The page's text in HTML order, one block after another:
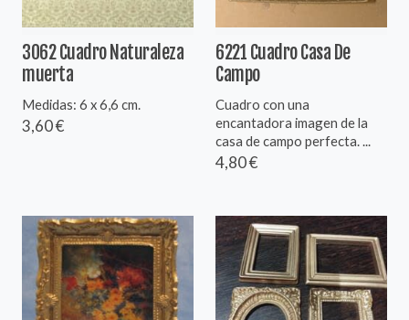
3062 Cuadro Naturaleza
muerta
Medidas: 6 x 6,6 cm.
3,60 €
6221 Cuadro Casa De
Campo
Cuadro con una
encantadora imagen de la
casa de campo perfecta. ...
4,80 €